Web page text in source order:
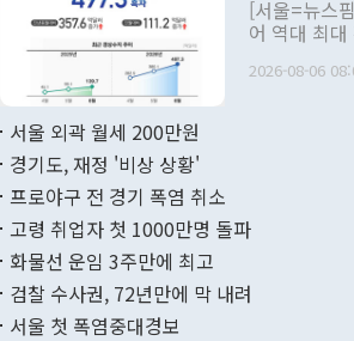
관 부처 장
관의 무리한
다. [정동영 통일부 장관이 지난달 23일 오후 서울 종로구 정부서울청사에
무너졌다고
함께 4자 대
[서울=뉴스
어 역대 최
료=한국은행] 한국은행이 6일 발표한 '2026년 6월 국제수지(잠정)'
며 월간 기
196.9% 급
수출은
2026-08-06
서울 외곽 월세 200만원
경기도, 재정 '비상 상황'
프로야구 전 경기 폭염 취소
고령 취업자 첫 1000만명 돌파
화물선 운임 3주만에 최고
검찰 수사권, 72년만에 막 내려
서울 첫 폭염중대경보